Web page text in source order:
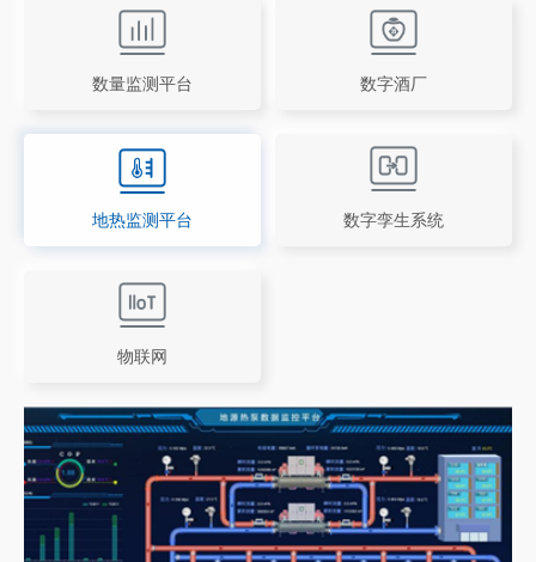
数量监测平台 数字酒厂
地热监测平台 数字孪生系统
物联网